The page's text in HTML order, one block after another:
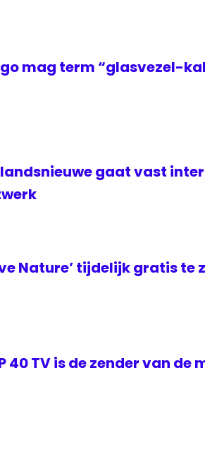
mag term “glasvezel-
gaat vast
Nature’ tijdelijk gratis te
40 TV is de zender van de